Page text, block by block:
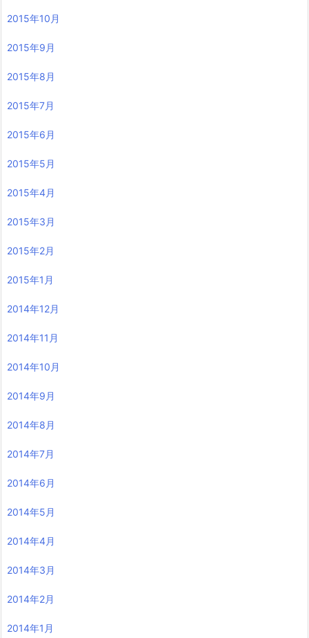
2015年10月
2015年9月
2015年8月
2015年7月
2015年6月
2015年5月
2015年4月
2015年3月
2015年2月
2015年1月
2014年12月
2014年11月
2014年10月
2014年9月
2014年8月
2014年7月
2014年6月
2014年5月
2014年4月
2014年3月
2014年2月
2014年1月